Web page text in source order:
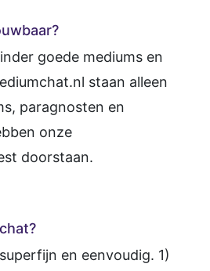
goede mediums en
staan alleen
paragnosten en
onze
doorstaan.
en eenvoudig. 1)